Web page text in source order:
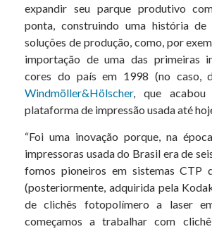
expandir seu parque produtivo
ponta, construindo uma história de
soluções de produção, como, por
importação de uma das primeiras
cores do país em 1998 (no caso,
Windmöller&Hölscher, que acabou
plataforma de impressão usada até
“Foi uma inovação porque, na
impressoras usada do Brasil era de
fomos pioneiros em sistemas CTP
(posteriormente, adquirida pela
de clichês fotopolímero a laser
começamos a trabalhar com